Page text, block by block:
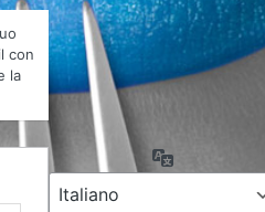
con
la
Lingua